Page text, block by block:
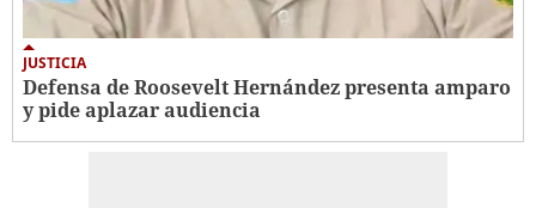
JUSTICIA
Defensa de Roosevelt Hernández presenta amparo
y pide aplazar audiencia